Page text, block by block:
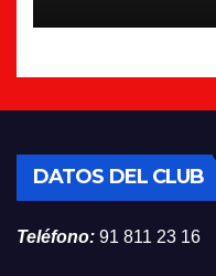
DATOS DEL CLUB
Teléfono: 91 811 23 16